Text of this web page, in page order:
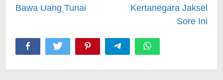
Bawa Uang Tunai
Kertanegara Jaksel
Sore Ini